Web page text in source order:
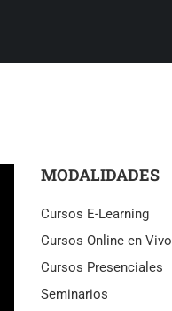
MODALIDADES
Cursos E-Learning
Cursos Online en Vivo
Cursos Presenciales
Seminarios